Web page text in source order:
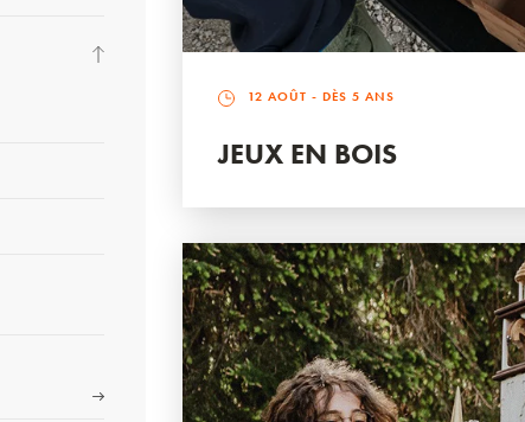
12 AOÛT - DÈS 5 ANS
JEUX EN BOIS